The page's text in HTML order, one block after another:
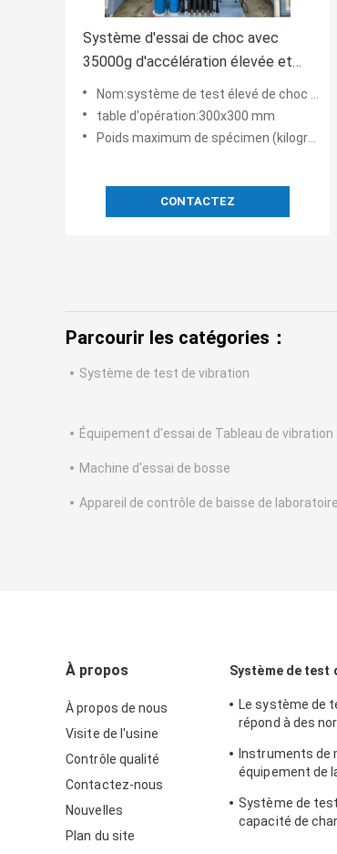
Système d'essai de choc avec
35000g d'accélération élevée et
30x30cm Tableau pour les tests
d'impact et les performances de
microdispositifs précis
Nom:système de test élevé de choc de l'accélération 35000g avec la table de 30x 30cm
table d'opération:300x300 mm
Poids maximum de spécimen (kilogrammes):30 kg
CONTACTEZ
Parcourir les catégories：
Système de test de vibration
Équipement d'essai de Tableau de vibration
Machine d'essai de bosse
Appareil de contrôle de baisse de laboratoire
À propos
À propos de nous
Visite de l'usine
Contrôle qualité
Contactez-nous
Nouvelles
Plan du site
Système de test
Le système de
répond à des
Instruments de
équipement de
Système de
capacité de